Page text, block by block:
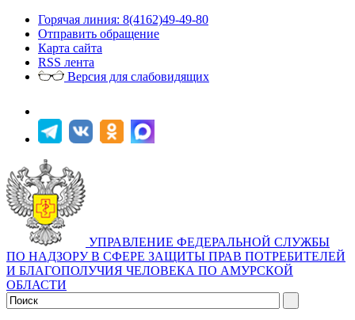
Горячая линия: 8(4162)49-49-80
Отправить обращение
Карта сайта
RSS лента
Версия для слабовидящих
УПРАВЛЕНИЕ ФЕДЕРАЛЬНОЙ СЛУЖБЫ
ПО НАДЗОРУ В СФЕРЕ ЗАЩИТЫ ПРАВ ПОТРЕБИТЕЛЕЙ
И БЛАГОПОЛУЧИЯ ЧЕЛОВЕКА ПО АМУРСКОЙ
ОБЛАСТИ